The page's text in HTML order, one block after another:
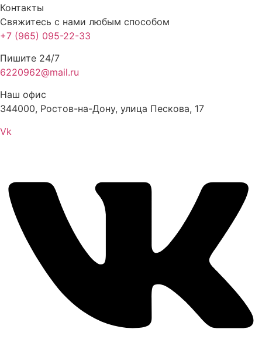
Контакты
Свяжитесь с нами любым способом
+7 (965) 095-22-33
Пишите 24/7
6220962@mail.ru
Наш офис
344000, Ростов-на-Дону, улица Пескова, 17
Vk